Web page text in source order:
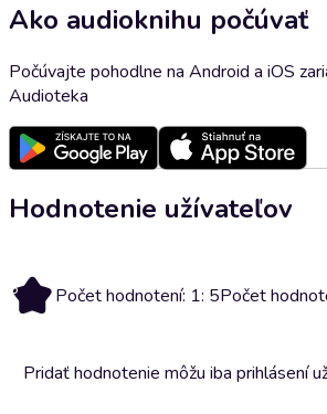
Ako audioknihu počúvať
Počúvajte pohodlne na Android a iOS
Audioteka
Hodnotenie užívateľov
5 Počet hodnotení: 1: 5Počet
Pridať hodnotenie môžu iba prihlásení